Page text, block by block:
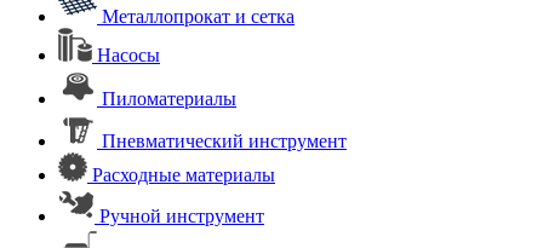
Металлопрокат и сетка
Насосы
Пиломатериалы
Пневматический инструмент
Расходные материалы
Ручной инструмент